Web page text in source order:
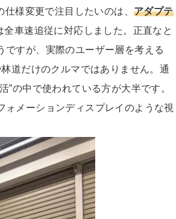
様変更で注目したいのは、 アダプテ
車速追従に対応しました。正直なと
ですが、実際のユーザー層を考える
道だけのクルマではありません。通
の中で使われている方が大半です。
メーションディスプレイのような視